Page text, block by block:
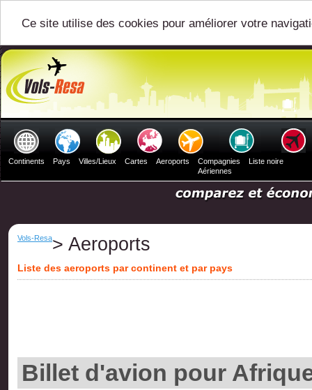
Ce site utilise des cookies pour améliorer votre
Continents Pays Villes/Lieux Cartes Aeroports
Compagnies
Aériennes
Liste noire
Vols-Resa> Aeroports
Liste des aeroports par continent et par pays
Billet d'avion pour